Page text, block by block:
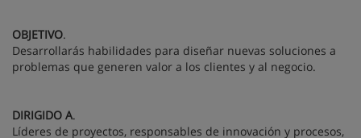
OBJETIVO.
Desarrollarás habilidades para diseñar nuevas soluciones a
problemas que generen valor a los clientes y al negocio.
DIRIGIDO A.
Líderes de proyectos, responsables de innovación y procesos,